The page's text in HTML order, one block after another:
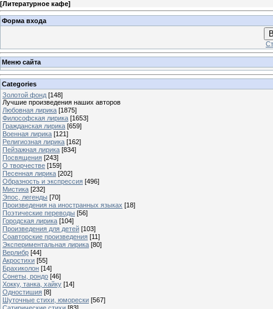
[Литературное кафе]
Форма входа
Меню сайта
Categories
Золотой фонд [148]
Лучшие произведения наших авторов
Любовная лирика [1875]
Философская лирика [1653]
Гражданская лирика [659]
Военная лирика [121]
Религиозная лирика [162]
Пейзажная лирика [834]
Посвящения [243]
О творчестве [159]
Песенная лирика [202]
Образность и экспрессия [496]
Мистика [232]
Эпос, легенды [70]
Произведения на иностранных языках [18]
Поэтические переводы [56]
Городская лирика [104]
Произведения для детей [103]
Соавторские произведения [11]
Экспериментальная лирика [80]
Верлибр [44]
Акростихи [55]
Брахиколон [14]
Сонеты, рондо [46]
Хокку, танка, хайку [14]
Одностишия [8]
Шуточные стихи, юморески [567]